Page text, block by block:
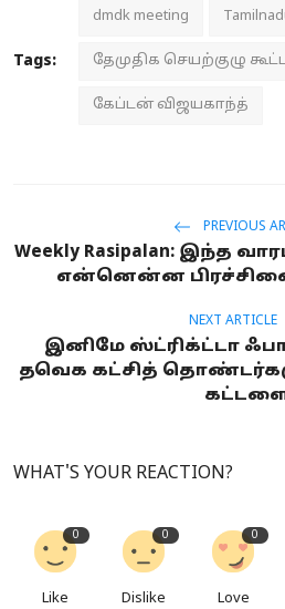
Tags:
dmdk meeting
தேமுதிக செயற்குழு
கேப்டன் விஜயகாந்த்
PREVIOUS
Weekly Rasipalan: இந்த
என்னென்ன பிரச்சினை
NEXT ARTICLE
இனிமே ஸ்ட்ரிக்ட்டா
தவெக கட்சித்
WHAT'S YOUR REACTION?
0
Like
0
Dislike
0
Love